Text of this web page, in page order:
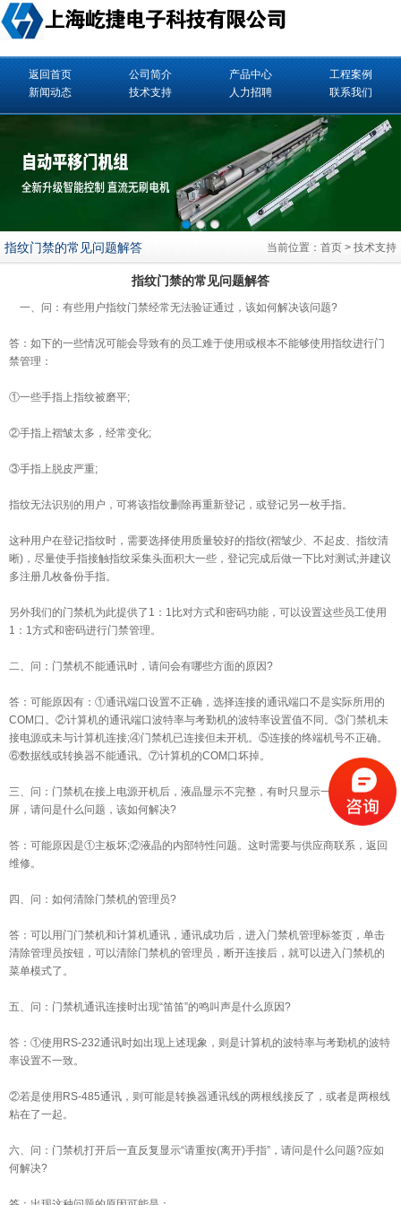
返回首页 公司简介 产品中心
工程案例
新闻动态
技术支持 人力招聘 联系我们
指纹门禁的常见问题解答 当前位置： 首页 > 技术支持
指纹门禁的常见问题解答
一、问：有些用户指纹门禁经常无法验证通过，该如何解决该问题?
答：如下的一些情况可能会导致有的员工难于使用或根本不能够使用指纹进行门
禁管理：
①一些手指上指纹被磨平;
②手指上褶皱太多，经常变化;
③手指上脱皮严重;
指纹无法识别的用户，可将该指纹删除再重新登记，或登记另一枚手指。
这种用户在登记指纹时，需要选择使用质量较好的指纹(褶皱少、不起皮、指纹清
晰)，尽量使手指接触指纹采集头面积大一些，登记完成后做一下比对测试;并建议
多注册几枚备份手指。
另外我们的门禁机为此提供了1：1比对方式和密码功能，可以设置这些员工使用
1：1方式和密码进行门禁管理。
二、问：门禁机不能通讯时，请问会有哪些方面的原因?
答：可能原因有：①通讯端口设置不正确，选择连接的通讯端口不是实际所用的
COM口。②计算机的通讯端口波特率与考勤机的波特率设置值不同。③门禁机未
接电源或未与计算机连接;④门禁机已连接但未开机。⑤连接的终端机号不正确。
⑥数据线或转换器不能通讯。⑦计算机的COM口坏掉。
三、问：门禁机在接上电源开机后，液晶显示不完整，有时只显示一半，有时花
屏，请问是什么问题，该如何解决?
答：可能原因是①主板坏;②液晶的内部特性问题。这时需要与供应商联系，返回
维修。
四、问：如何清除门禁机的管理员?
答：可以用门门禁机和计算机通讯，通讯成功后，进入门禁机管理标签页，单击
清除管理员按钮，可以清除门禁机的管理员，断开连接后，就可以进入门禁机的
菜单模式了。
五、问：门禁机通讯连接时出现“笛笛”的鸣叫声是什么原因?
答：①使用RS-232通讯时如出现上述现象，则是计算机的波特率与考勤机的波特
率设置不一致。
②若是使用RS-485通讯，则可能是转换器通讯线的两根线接反了，或者是两根线
粘在了一起。
六、问：门禁机打开后一直反复显示“请重按(离开)手指”，请问是什么问题?应如
何解决?